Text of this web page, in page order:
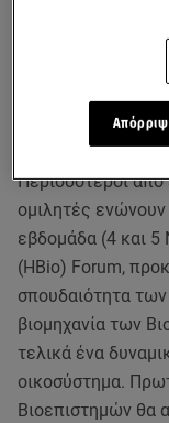
Περισσότεροι από
ομιλητές ενώνουν
εβδομάδα (4 και
(HBio) Forum,
σπουδαιότητα
βιομηχανία των
τελικά ένα
οικοσύστημα.
Βιοεπιστημών θα